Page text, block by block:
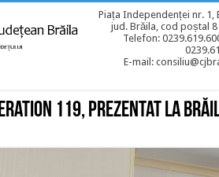
Piața Independenței nr. 1,
jud. Brăila, cod poștal
Telefon:
E-mail:
119, prezentat la